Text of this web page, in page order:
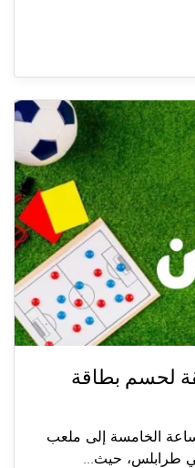
90 دقيقة لحسم بطاقة
الخامسة إلى ملعب
طرابلس، حيث...